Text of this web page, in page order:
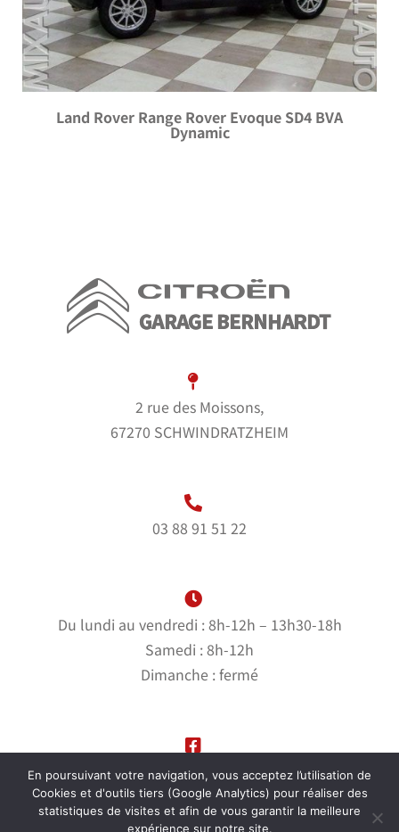
Land Rover Range Rover Evoque SD4 BVA
Dynamic
2 rue des Moissons,
67270 SCHWINDRATZHEIM
03 88 91 51 22
Du lundi au vendredi : 8h-12h – 13h30-18h
Samedi : 8h-12h
Dimanche : fermé
Suivez-nous sur notre page Facebook
En poursuivant votre navigation, vous acceptez l’utilisation de
Cookies et d'outils tiers (Google Analytics) pour réaliser des
statistiques de visites et afin de vous garantir la meilleure
expérience sur notre site.